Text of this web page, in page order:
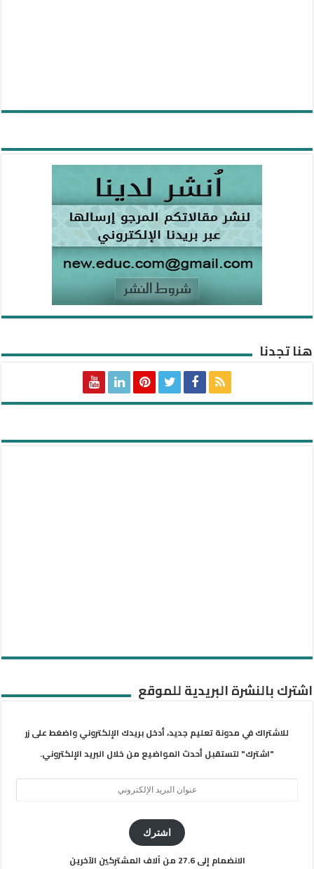
هنا تجدنا
اشترك بالنشرة البريدية للموقع
للاشتراك في مدونة تعليم جديد، أدخل بريدك الإلكتروني واضغط على زر
"اشترك" لتستقبل أحدث المواضيع من خلال البريد الإلكتروني.
اشترك
الانضمام إلى 27.6 من آلاف المشتركين الآخرين